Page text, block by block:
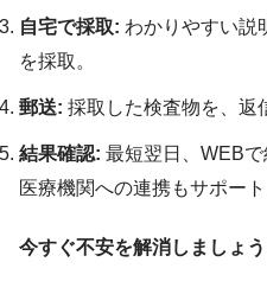
自宅で採取: わかりやすい説
を採取。
郵送: 採取した検査物を、返
結果確認: 最短翌日、WEBで
医療機関への連携もサポート
今すぐ不安を解消しましょう